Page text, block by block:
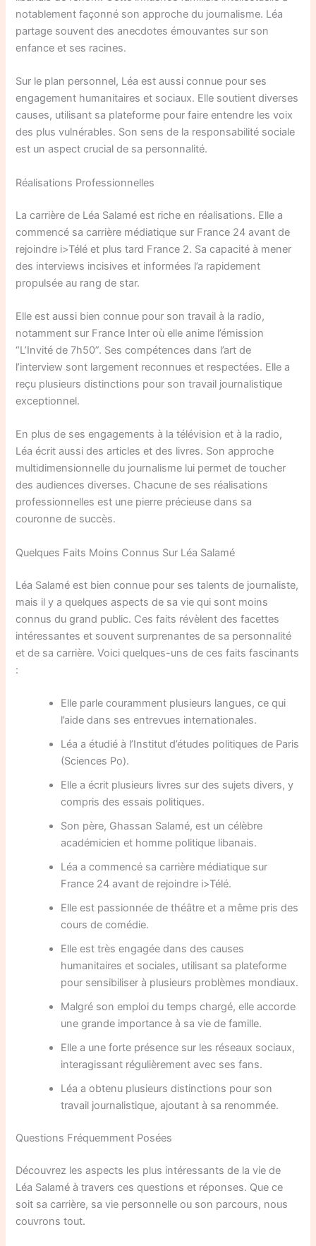
notablement façonné son approche du journalisme. Léa
partage souvent des anecdotes émouvantes sur son
enfance et ses racines.
Sur le plan personnel, Léa est aussi connue pour ses
engagement humanitaires et sociaux. Elle soutient diverses
causes, utilisant sa plateforme pour faire entendre les voix
des plus vulnérables. Son sens de la responsabilité sociale
est un aspect crucial de sa personnalité.
Réalisations Professionnelles
La carrière de Léa Salamé est riche en réalisations. Elle a
commencé sa carrière médiatique sur France 24 avant de
rejoindre i>Télé et plus tard France 2. Sa capacité à mener
des interviews incisives et informées l’a rapidement
propulsée au rang de star.
Elle est aussi bien connue pour son travail à la radio,
notamment sur France Inter où elle anime l’émission
“L’Invité de 7h50”. Ses compétences dans l’art de
l’interview sont largement reconnues et respectées. Elle a
reçu plusieurs distinctions pour son travail journalistique
exceptionnel.
En plus de ses engagements à la télévision et à la radio,
Léa écrit aussi des articles et des livres. Son approche
multidimensionnelle du journalisme lui permet de toucher
des audiences diverses. Chacune de ses réalisations
professionnelles est une pierre précieuse dans sa
couronne de succès.
Quelques Faits Moins Connus Sur Léa Salamé
Léa Salamé est bien connue pour ses talents de journaliste,
mais il y a quelques aspects de sa vie qui sont moins
connus du grand public. Ces faits révèlent des facettes
intéressantes et souvent surprenantes de sa personnalité
et de sa carrière. Voici quelques-uns de ces faits fascinants
:
Elle parle couramment plusieurs langues, ce qui
l’aide dans ses entrevues internationales.
Léa a étudié à l’Institut d’études politiques de Paris
(Sciences Po).
Elle a écrit plusieurs livres sur des sujets divers, y
compris des essais politiques.
Son père, Ghassan Salamé, est un célèbre
académicien et homme politique libanais.
Léa a commencé sa carrière médiatique sur
France 24 avant de rejoindre i>Télé.
Elle est passionnée de théâtre et a même pris des
cours de comédie.
Elle est très engagée dans des causes
humanitaires et sociales, utilisant sa plateforme
pour sensibiliser à plusieurs problèmes mondiaux.
Malgré son emploi du temps chargé, elle accorde
une grande importance à sa vie de famille.
Elle a une forte présence sur les réseaux sociaux,
interagissant régulièrement avec ses fans.
Léa a obtenu plusieurs distinctions pour son
travail journalistique, ajoutant à sa renommée.
Questions Fréquemment Posées
Découvrez les aspects les plus intéressants de la vie de
Léa Salamé à travers ces questions et réponses. Que ce
soit sa carrière, sa vie personnelle ou son parcours, nous
couvrons tout.